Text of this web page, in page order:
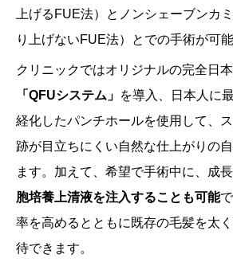
上げる FUE法）と ノンシェーブンカ
り上げないFUE法）とでの手術が可能
クリニックではオリジナルの完全日
「QFUシステム」 を導入、日本人に
経化したパンチホールを使用して、
跡が目立ちにくい自然な仕上がりの
ます。加えて、希望で手術中に、成
胞培養上清液を注入することも可能
率を高めるとともに既存の毛髪を太
待できます。